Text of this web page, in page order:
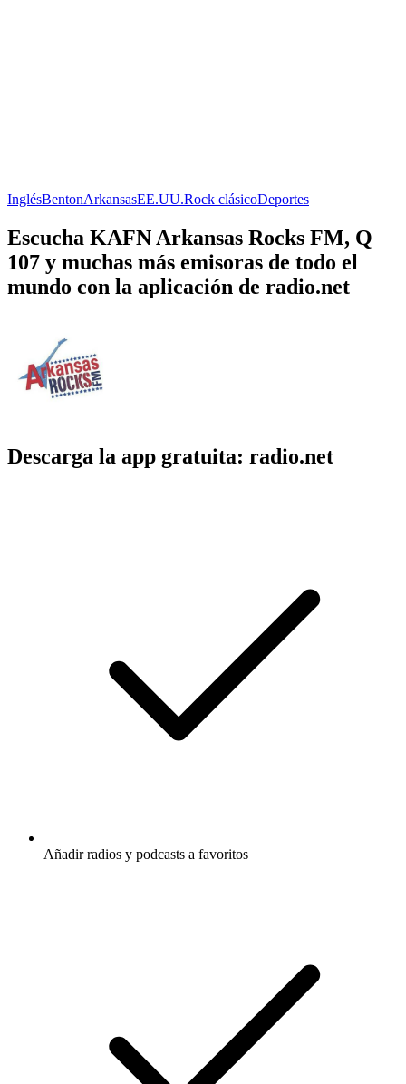
InglésBentonArkansasEE.UU.Rock clásicoDeportes
Escucha KAFN Arkansas Rocks FM, Q
107 y muchas más emisoras de todo el
mundo con la aplicación de radio.net
Descarga la app gratuita: radio.net
Añadir radios y podcasts a favoritos